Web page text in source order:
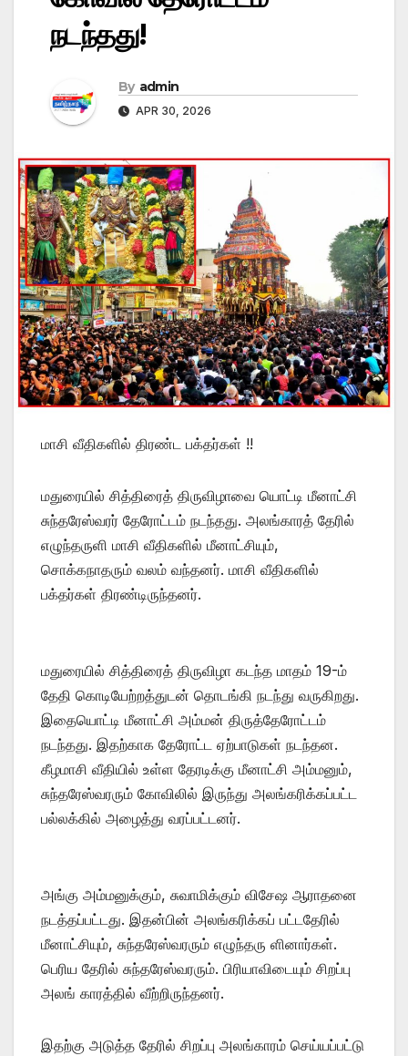
நடந்தது!
By admin
APR 30, 2026
மாசி வீதிகளில் திரண்ட பக்தர்கள் !!
மதுரையில் சித்திரைத் திருவிழாவை யொட்டி மீனாட்சி
சுந்தரேஸ்வரர் தேரோட்டம் நடந்தது. அலங்காரத் தேரில்
எழுந்தருளி மாசி வீதிகளில் மீனாட்சியும்,
சொக்கநாதரும் வலம் வந்தனர். மாசி வீதிகளில்
பக்தர்கள் திரண்டிருந்தனர்.
மதுரையில் சித்திரைத் திருவிழா கடந்த மாதம் 19-ம்
தேதி கொடியேற்றத்துடன் தொடங்கி நடந்து வருகிறது.
இதையொட்டி மீனாட்சி அம்மன் திருத்தேரோட்டம்
நடந்தது. இதற்காக தேரோட்ட ஏற்பாடுகள் நடந்தன.
கீழமாசி வீதியில் உள்ள தேரடிக்கு மீனாட்சி அம்மனும்,
சுந்தரேஸ்வரரும் கோவிலில் இருந்து அலங்கரிக்கப்பட்ட
பல்லக்கில் அழைத்து வரப்பட்டனர்.
அங்கு அம்மனுக்கும், சுவாமிக்கும் விசேஷ ஆராதனை
நடத்தப்பட்டது. இதன்பின் அலங்கரிக்கப் பட்டதேரில்
மீனாட்சியும், சுந்தரேஸ்வரரும் எழுந்தரு ளினார்கள்.
பெரிய தேரில் சுந்தரேஸ்வரரும். பிரியாவிடையும் சிறப்பு
அலங் காரத்தில் வீற்றிருந்தனர்.
இதற்கு அடுத்த தேரில் சிறப்பு அலங்காரம் செய்யப்பட்டு